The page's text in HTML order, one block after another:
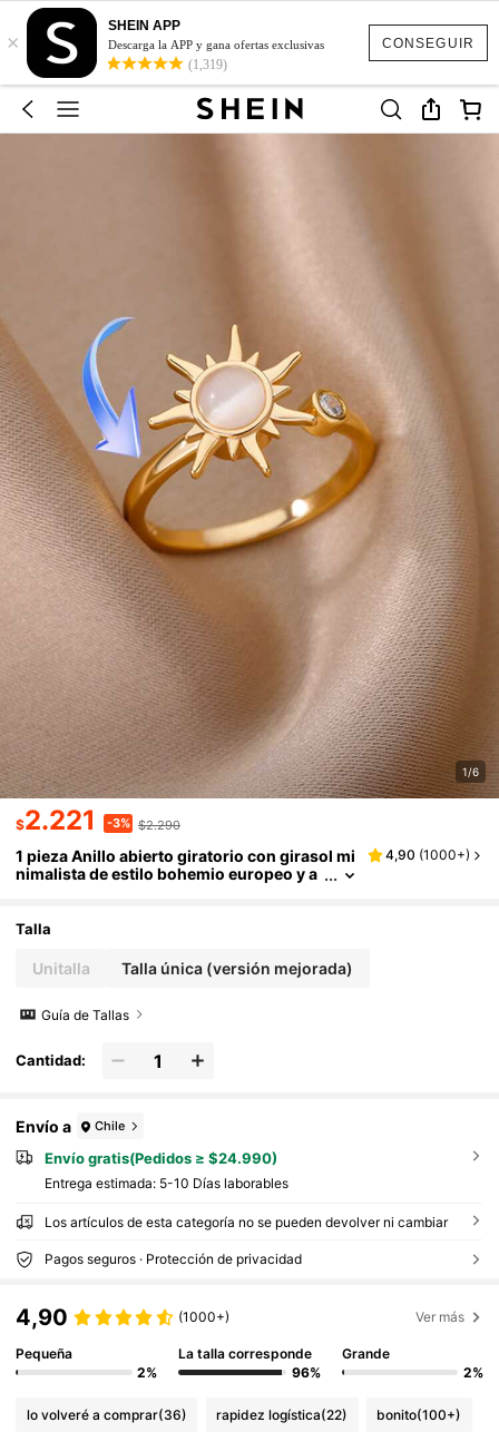
CONSEGUIR
×
SHEIN APP
Descarga la APP y gana ofertas exclusivas
(1,319)
1/6
$2.221 -3% $2.290
1 pieza Anillo abierto giratorio con girasol mi
nimalista de estilo bohemio europeo y a
4,90 (1000+)
Talla
Unitalla Talla única (versión mejorada)
Guía de Tallas
Cantidad:
Envío a Chile
Envío gratis(Pedidos ≥ $24.990)
Entrega estimada: 5-10 Días laborables
Los artículos de esta categoría no se pueden devolver ni cambiar
Pagos seguros · Protección de privacidad
4,90 (1000+) Ver más
Pequeña
2%
La talla corresponde
96%
Grande
2%
lo volveré a comprar(36) rapidez logística(22) bonito(100+)